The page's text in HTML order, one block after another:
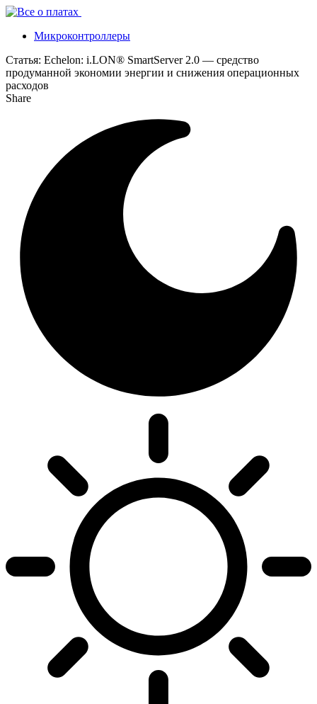
Микроконтроллеры
Статья: Echelon: i.LON® SmartServer 2.0 — средство
продуманной экономии энергии и снижения операционных
расходов
Share